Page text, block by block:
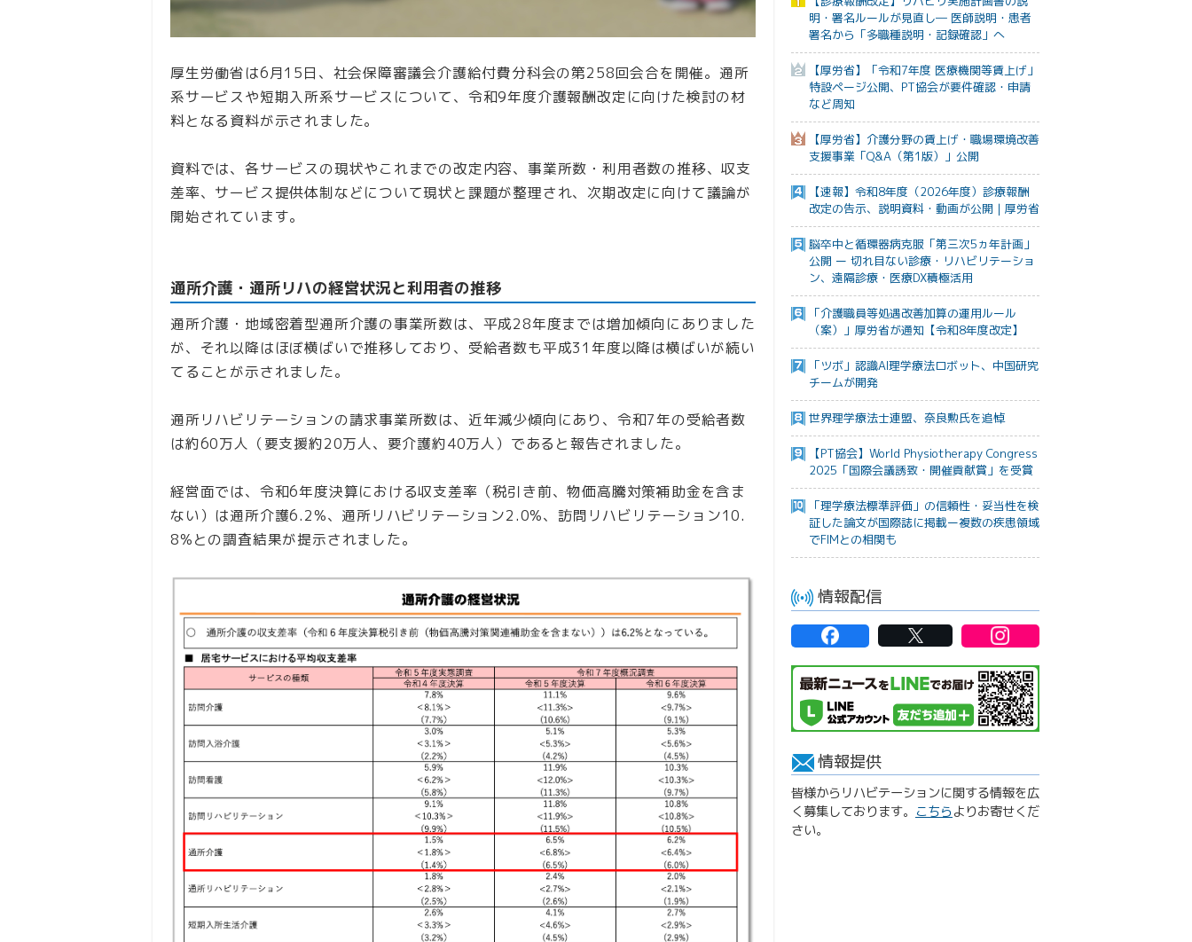
厚生労働省は6月15日、社会保障審議会介護給付費分科会の第258回会合を開催。通所
系サービスや短期入所系サービスについて、令和9年度介護報酬改定に向けた検討の材
料となる資料が示されました。
資料では、各サービスの現状やこれまでの改定内容、事業所数・利用者数の推移、収支
差率、サービス提供体制などについて現状と課題が整理され、次期改定に向けて議論が
開始されています。
通所介護・通所リハの経営状況と利用者の推移
通所介護・地域密着型通所介護の事業所数は、平成28年度までは増加傾向にありました
が、それ以降はほぼ横ばいで推移しており、受給者数も平成31年度以降は横ばいが続い
てることが示されました。
通所リハビリテーションの請求事業所数は、近年減少傾向にあり、令和7年の受給者数
は約60万人（要支援約20万人、要介護約40万人）であると報告されました。
経営面では、令和6年度決算における収支差率（税引き前、物価高騰対策補助金を含ま
ない）は通所介護6.2%、通所リハビリテーション2.0%、訪問リハビリテーション10.
8%との調査結果が提示されました。
明・署名ルールが見直し― 医師説明・患者
署名から「多職種説明・記録確認」へ
【厚労省】「令和7年度 医療機関等賃上げ」
特設ページ公開、PT協会が要件確認・申請
など周知
【厚労省】介護分野の賃上げ・職場環境改善
支援事業「Q&A（第1版）」公開
【速報】令和8年度（2026年度）診療報酬
改定の告示、説明資料・動画が公開｜厚労省
脳卒中と循環器病克服「第三次5ヵ年計画」
公開 ー 切れ目ない診療・リハビリテーショ
ン、遠隔診療・医療DX積極活用
「介護職員等処遇改善加算の運用ルール
（案）」厚労省が通知【令和8年度改定】
「ツボ」認識AI理学療法ロボット、中国研究
チームが開発
世界理学療法士連盟、奈良勲氏を追悼
【PT協会】World Physiotherapy Congress
2025「国際会議誘致・開催貢献賞」を受賞
「理学療法標準評価」の信頼性・妥当性を検
証した論文が国際誌に掲載ー複数の疾患領域
でFIMとの相関も
情報配信
情報提供
皆様からリハビテーションに関する情報を広
く募集しております。 こちらよりお寄せくだ
さい。